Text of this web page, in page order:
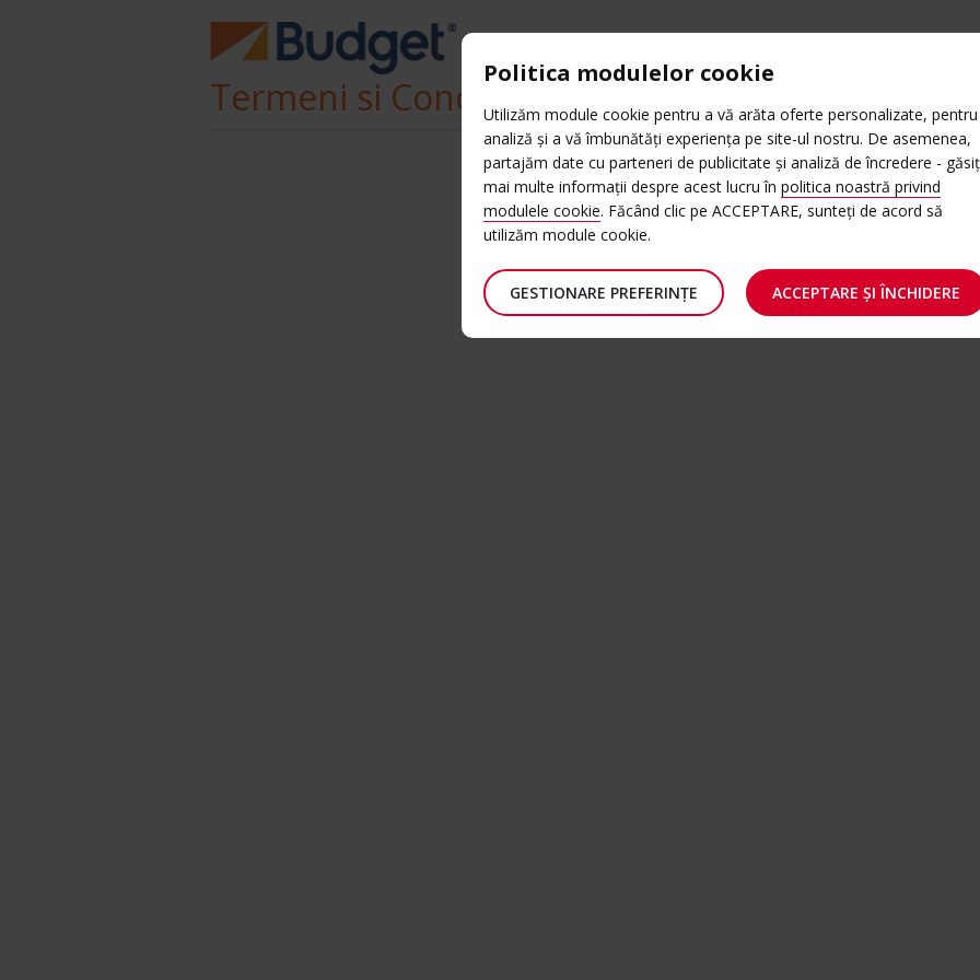
Termeni si Conditii
Politica modulelor cookie
Utilizăm module cookie pentru a vă arăta oferte personalizate, pentru
analiză și a vă îmbunătăți experiența pe site-ul nostru. De asemenea,
partajăm date cu parteneri de publicitate și analiză de încredere -
mai multe informații despre acest lucru în politica noastră privind
modulele cookie. Făcând clic pe ACCEPTARE, sunteți de acord să
utilizăm module cookie.
GESTIONARE PREFERINȚE ACCEPTARE ȘI ÎNCHIDERE